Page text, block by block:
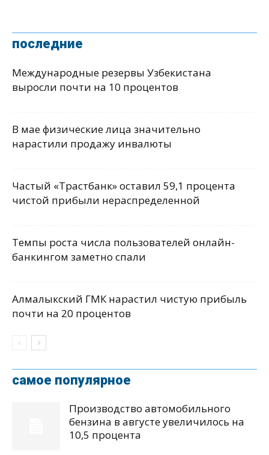
последние
Международные резервы Узбекистана
выросли почти на 10 процентов
В мае физические лица значительно
нарастили продажу инвалюты
Частый «Трастбанк» оставил 59,1 процента
чистой прибыли нераспределенной
Темпы роста числа пользователей онлайн-
банкингом заметно спали
Алмалыкский ГМК нарастил чистую прибыль
почти на 20 процентов
самое популярное
Производство автомобильного
бензина в августе увеличилось на
10,5 процента